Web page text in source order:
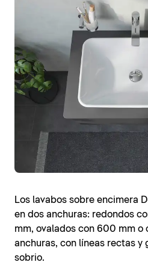
Los lavabos sobre encimera
en dos anchuras: redondos
mm, ovalados con 600 mm o
anchuras, con líneas rectas y
sobrio.